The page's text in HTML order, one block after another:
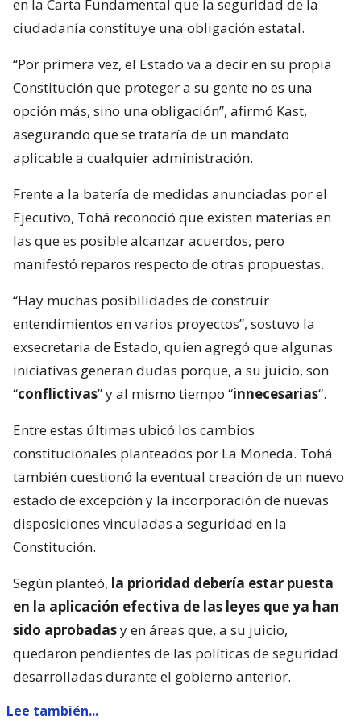
en la Carta Fundamental que la seguridad de la
ciudadanía constituye una obligación estatal.
“Por primera vez, el Estado va a decir en su propia
Constitución que proteger a su gente no es una
opción más, sino una obligación”, afirmó Kast,
asegurando que se trataría de un mandato
aplicable a cualquier administración.
Frente a la batería de medidas anunciadas por el
Ejecutivo, Tohá reconoció que existen materias en
las que es posible alcanzar acuerdos, pero
manifestó reparos respecto de otras propuestas.
“Hay muchas posibilidades de construir
entendimientos en varios proyectos”, sostuvo la
exsecretaria de Estado, quien agregó que algunas
iniciativas generan dudas porque, a su juicio, son
“conflictivas” y al mismo tiempo “innecesarias“.
Entre estas últimas ubicó los cambios
constitucionales planteados por La Moneda. Tohá
también cuestionó la eventual creación de un nuevo
estado de excepción y la incorporación de nuevas
disposiciones vinculadas a seguridad en la
Constitución.
Según planteó, la prioridad debería estar puesta
en la aplicación efectiva de las leyes que ya han
sido aprobadasy en áreas que, a su juicio,
quedaron pendientes de las políticas de seguridad
desarrolladas durante el gobierno anterior.
Lee también...